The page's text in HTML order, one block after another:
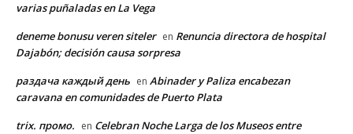
varias puñaladas en La Vega
deneme bonusu veren siteler en Renuncia directora de hospital
Dajabón; decisión causa sorpresa
раздача каждый день en Abinader y Paliza encabezan
caravana en comunidades de Puerto Plata
trix. промо. en Celebran Noche Larga de los Museos entre